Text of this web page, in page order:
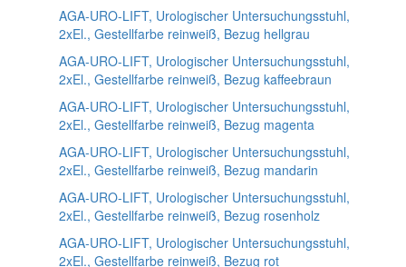
AGA-URO-LIFT, Urologischer Untersuchungsstuhl,
2xEl., Gestellfarbe reinweiß, Bezug hellgrau
AGA-URO-LIFT, Urologischer Untersuchungsstuhl,
2xEl., Gestellfarbe reinweiß, Bezug kaffeebraun
AGA-URO-LIFT, Urologischer Untersuchungsstuhl,
2xEl., Gestellfarbe reinweiß, Bezug magenta
AGA-URO-LIFT, Urologischer Untersuchungsstuhl,
2xEl., Gestellfarbe reinweiß, Bezug mandarin
AGA-URO-LIFT, Urologischer Untersuchungsstuhl,
2xEl., Gestellfarbe reinweiß, Bezug rosenholz
AGA-URO-LIFT, Urologischer Untersuchungsstuhl,
2xEl., Gestellfarbe reinweiß, Bezug rot